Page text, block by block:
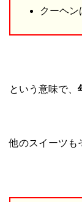
クーヘン
という意味で、
他のスイーツも